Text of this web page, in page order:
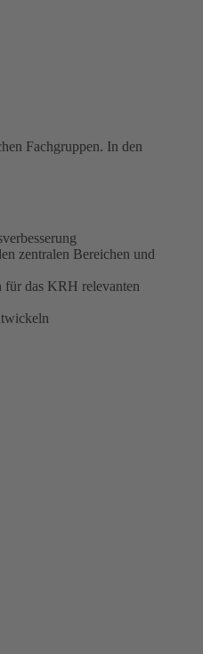
Fachgruppen. In den
zentralen Bereichen und
für das KRH relevanten